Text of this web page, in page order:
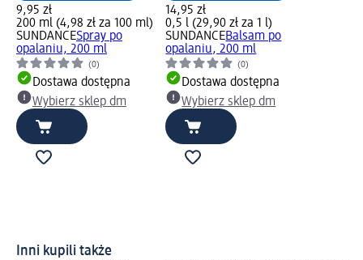
9,95 zł
200 ml (4,98 zł za 100 ml)
SUNDANCESpray po
opalaniu, 200 ml
(0)
Dostawa dostępna
Wybierz sklep dm
14,95 zł
0,5 l (29,90 zł za 1 l)
SUNDANCEBalsam po
opalaniu, 200 ml
(0)
Dostawa dostępna
Wybierz sklep dm
Inni kupili także